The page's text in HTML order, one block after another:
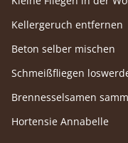
Kellergeruch entfernen
Beton selber mischen
Schmeißfliegen
Brennesselsamen
Hortensie Annabelle